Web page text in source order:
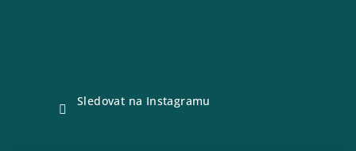
Sledovat na Instagramu